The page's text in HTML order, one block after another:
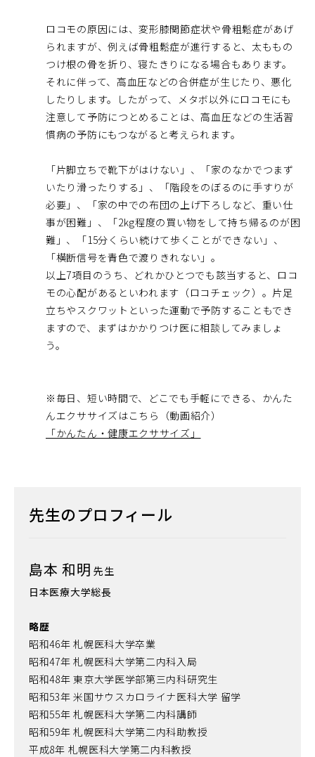
ロコモの原因には、変形膝関節症状や骨粗鬆症があげ
られますが、例えば骨粗鬆症が進行すると、太ももの
つけ根の骨を折り、寝たきりになる場合もあります。
それに伴って、高血圧などの合併症が生じたり、悪化
したりします。したがって、メタボ以外にロコモにも
注意して予防につとめることは、高血圧などの生活習
慣病の予防にもつながると考えられます。
「片脚立ちで靴下がはけない」、「家のなかでつまず
いたり滑ったりする」、「階段をのぼるのに手すりが
必要」、「家の中での布団の上げ下ろしなど、重い仕
事が困難」、「2kg程度の買い物をして持ち帰るのが困
難」、「15分くらい続けて歩くことができない」、
「横断信号を青色で渡りきれない」。
以上7項目のうち、どれかひとつでも該当すると、ロコ
モの心配があるといわれます（ロコチェック）。片足
立ちやスクワットといった運動で予防することもでき
ますので、まずはかかりつけ医に相談してみましょ
う。
※毎日、短い時間で、どこでも手軽にできる、かんた
んエクササイズはこちら（動画紹介）
「かんたん・健康エクササイズ」
先生のプロフィール
島本 和明 先生
日本医療大学総長
略歴
昭和46年 札幌医科大学卒業
昭和47年 札幌医科大学第二内科入局
昭和48年 東京大学医学部第三内科研究生
昭和53年 米国サウスカロライナ医科大学 留学
昭和55年 札幌医科大学第二内科講師
昭和59年 札幌医科大学第二内科助教授
平成8年 札幌医科大学第二内科教授